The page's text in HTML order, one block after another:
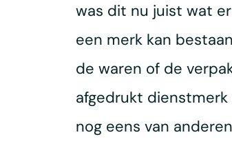
was dit nu juist wat
een merk kan
de waren of de
afgedrukt dienstmerk
nog eens van